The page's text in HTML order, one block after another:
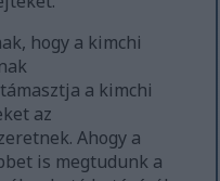
hogy a kimchi
a kimchi
az
Ahogy a
is megtudunk a